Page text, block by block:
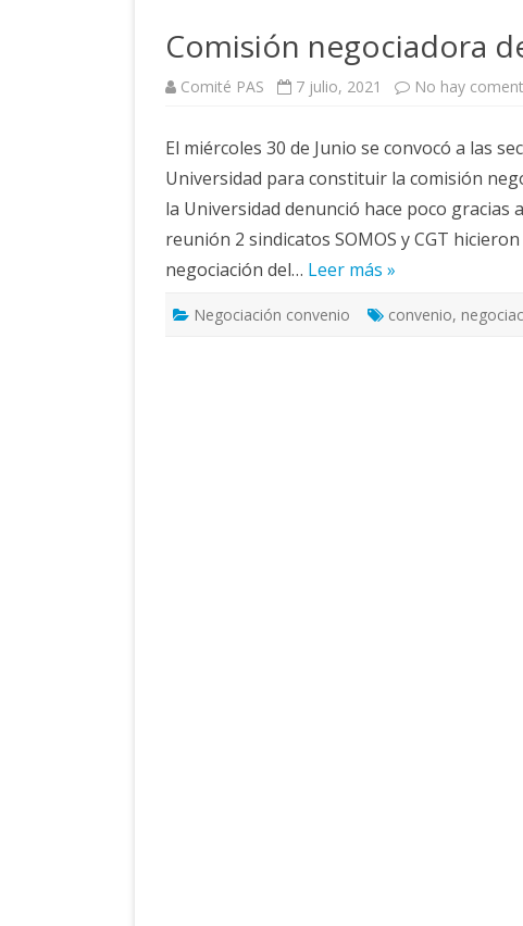
Comisión negociadora
Comité PAS 7 julio, 2021 No hay
El miércoles 30 de Junio se convocó a las
Universidad para constituir la comisión
la Universidad denunció hace poco gracias
reunión 2 sindicatos SOMOS y CGT
negociación del… Leer más »
Negociación convenio convenio,